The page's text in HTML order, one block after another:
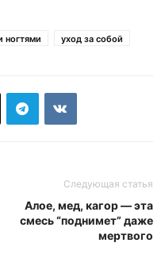
ногтями уход за собой
Следующая статья
Алое, мед, кагор — эта
смесь “поднимет” даже
мертвого